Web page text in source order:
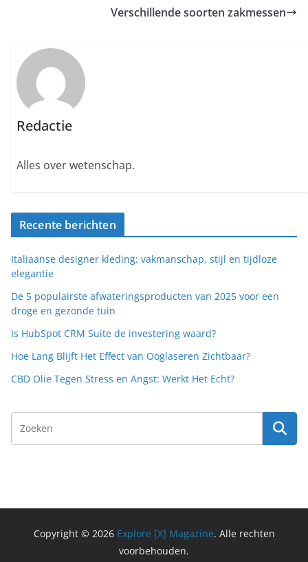
Verschillende soorten zakmessen
Redactie
Alles over wetenschap.
Recente berichten
Italiaanse designer kleding: vakmanschap, stijl en tijdloze
elegantie
De 5 populairste afwateringsproducten van 2025 voor een
droge en gezonde tuin
Is HubSpot CRM Suite de investering waard?
Hoe Lang Blijft Het Effect van Ooglaseren Zichtbaar?
CBD Olie Tegen Stress en Angst: Werkt Het Echt?
Copyright © 2026 Explore [X] Magazine. Alle rechten
voorbehouden.